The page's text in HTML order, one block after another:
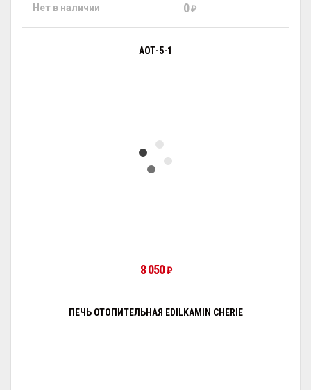
Нет в наличии 0₽
АОТ-5-1
8 050₽
ПЕЧЬ ОТОПИТЕЛЬНАЯ EDILKAMIN CHERIE